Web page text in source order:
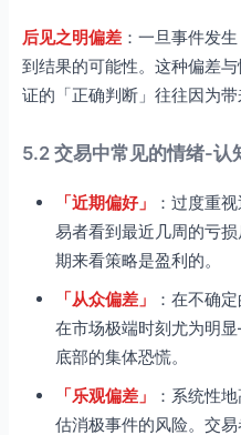
后见之明偏差 ：一旦事件发
到结果的可能性。这种偏差
证的「正确判断」往往因为带
5.2 交易中常见的情绪-认
「近期偏好」
：过度重
易者看到最近几周的亏
期来看策略是盈利的。
「从众偏差」
：在不确
在市场极端时刻尤为明
底部的集体恐慌。
「乐观偏差」
：系统性
估消极事件的风险。交易